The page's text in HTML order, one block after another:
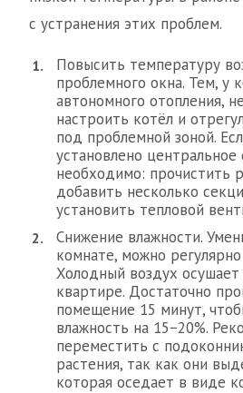
с устранения этих проблем.
Повысить температуру
проблемного окна. Тем, у
автономного отопления,
настроить котёл и
под проблемной зоной.
установлено центральное
необходимо: прочистить
добавить несколько
установить тепловой
Снижение влажности.
комнате, можно
Холодный воздух осушает
квартире. Достаточно
помещение 15 минут,
влажность на 15−20%.
переместить с
растения, так как они
которая оседает в виде